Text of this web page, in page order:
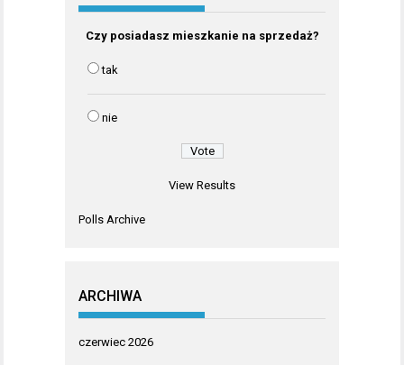
Czy posiadasz mieszkanie na sprzedaż?
tak
nie
View Results
Polls Archive
ARCHIWA
czerwiec 2026